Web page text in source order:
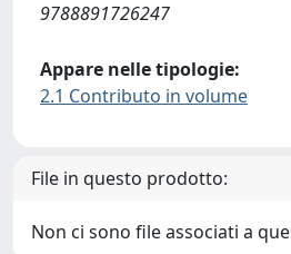
9788891726247
Appare nelle tipologie:
2.1 Contributo in volume
File in questo prodotto:
Non ci sono file associati a